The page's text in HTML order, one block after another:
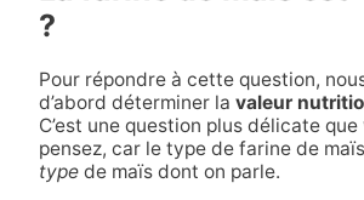
?
Pour répondre à cette question,
d’abord déterminer la valeur
C’est une question plus délicate
pensez, car le type de farine de
typede maïs dont on parle.